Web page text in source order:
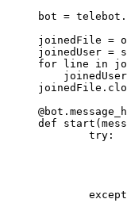
bot =
joinedFile =
joinedUser =
for line in
def